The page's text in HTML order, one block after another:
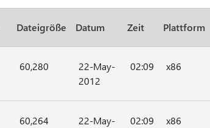
Dateigröße Datum Zeit Plattform
60,280
22-May-
2012
02:09 x86
60,264
22-May-
02:09 x86